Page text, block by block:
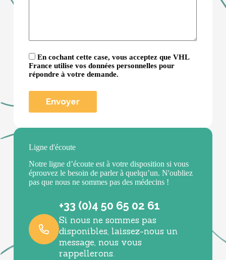
En cochant cette case, vous acceptez que VHL
France utilise vos données personnelles pour
répondre à votre demande.
Ligne d'écoute
Notre ligne d’écoute est à votre disposition si vous
éprouvez le besoin de parler à quelqu’un. N'oubliez
pas que nous ne sommes pas des médecins !
+33 (0)4 50 65 02 61
Si nous ne sommes pas
disponibles, laissez-nous un
message, nous vous
rappellerons.